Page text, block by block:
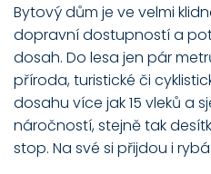
Bytový dům je ve velmi
dopravní dostupností a
dosah. Do lesa jen pár
příroda, turistické či
dosahu více jak 15 vleků a
náročností, stejně tak
stop. Na své si přijdou i